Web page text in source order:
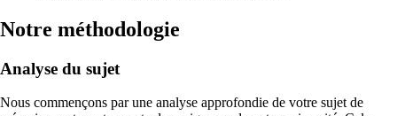
Notre méthodologie
Analyse du sujet
Nous commençons par une analyse approfondie de votre sujet de